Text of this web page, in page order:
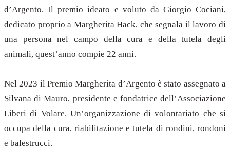
d’Argento. Il premio ideato e voluto da Giorgio Cociani,
dedicato proprio a Margherita Hack, che segnala il lavoro di
una persona nel campo della cura e della tutela degli
animali, quest’anno compie 22 anni.
Nel 2023 il Premio Margherita d’Argento è stato assegnato a
Silvana di Mauro, presidente e fondatrice dell’Associazione
Liberi di Volare. Un’organizzazione di volontariato che si
occupa della cura, riabilitazione e tutela di rondini, rondoni
e balestrucci.